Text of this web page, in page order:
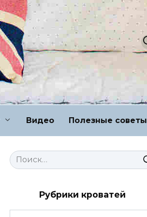
Видео Полезные советы
Search
for:
Рубрики кроватей